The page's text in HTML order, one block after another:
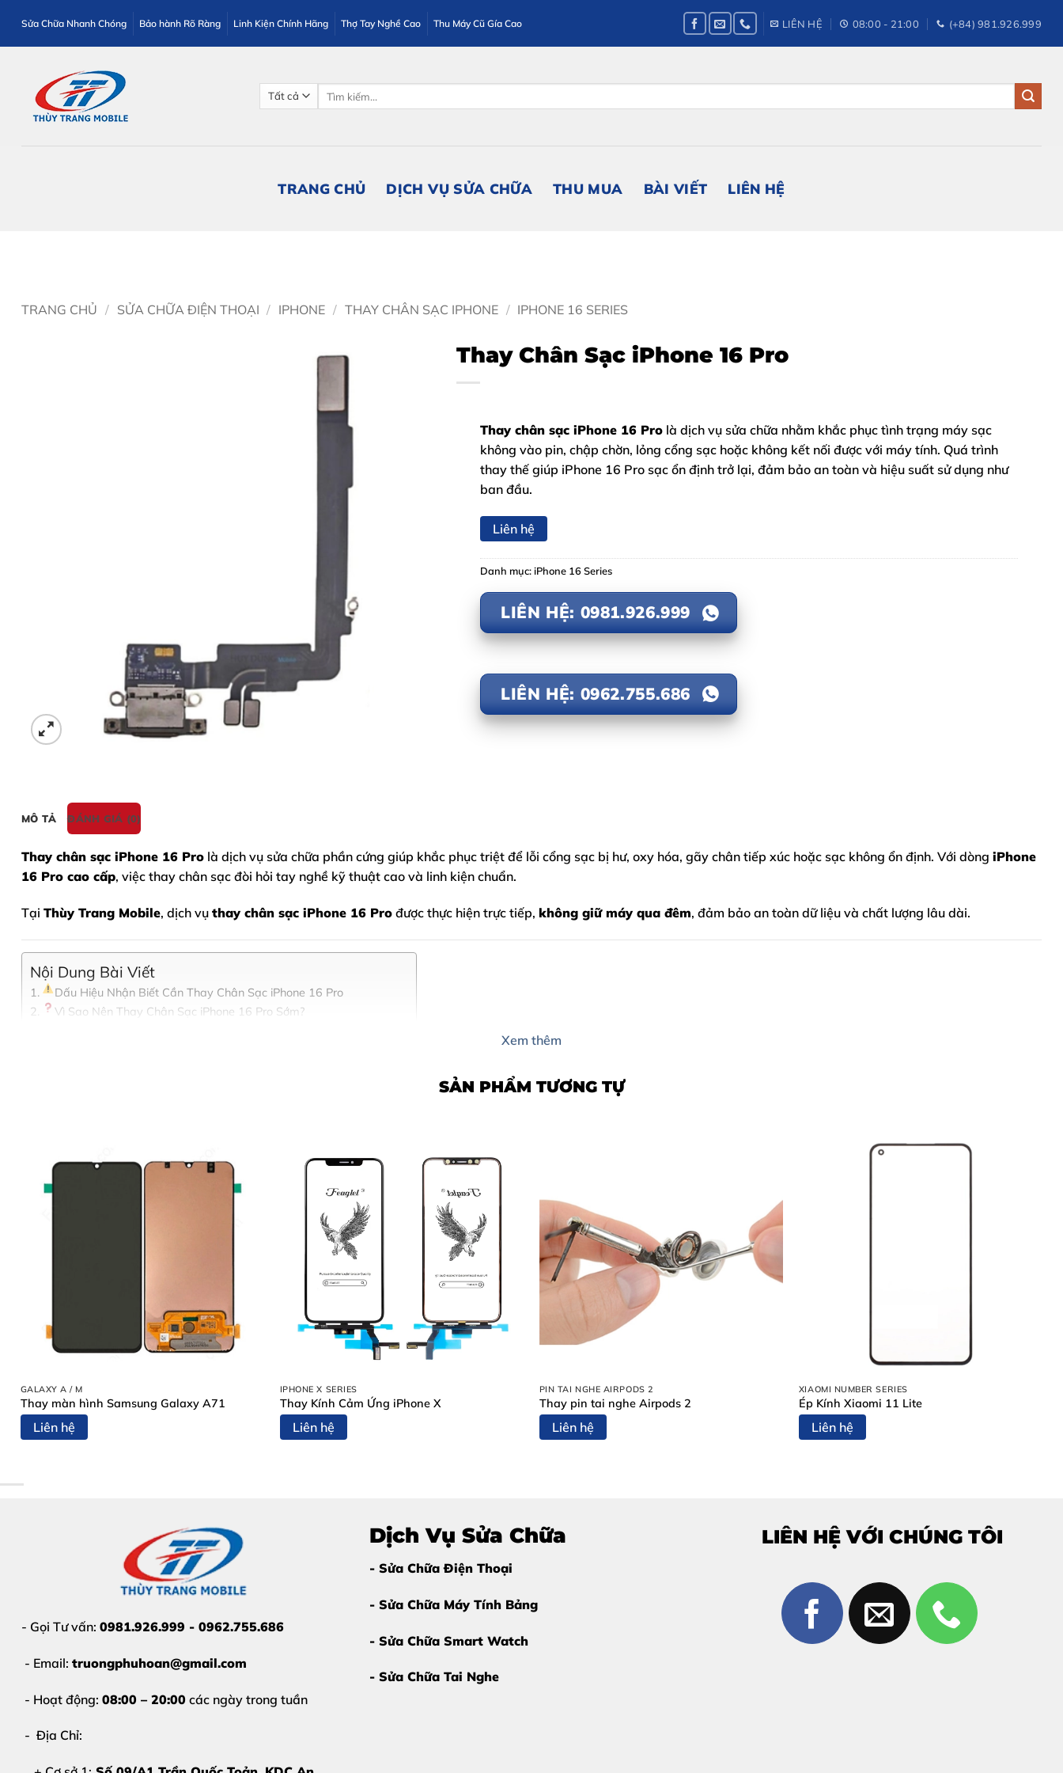
qua
nội
Sửa Chữa Nhanh Chóng Bảo hành Rõ Ràng Linh Kiện Chính Hãng Thợ Tay Nghề Cao Thu Máy Cũ Gía Cao LIÊN HỆ 08:00 - 21:00 (+84) 981.926.999
TRANG CHỦ DỊCH VỤ SỬA CHỮA THU MUA BÀI VIẾT LIÊN HỆ
TRANG CHỦ / SỬA CHỮA ĐIỆN THOẠI / IPHONE / THAY CHÂN SẠC IPHONE / IPHONE 16 SERIES
Thay Chân Sạc iPhone 16 Pro
Thay chân sạc iPhone 16 Pro là dịch vụ sửa chữa nhằm khắc phục tình trạng máy sạc
không vào pin, chập chờn, lỏng cổng sạc hoặc không kết nối được với máy tính. Quá trình
thay thế giúp iPhone 16 Pro sạc ổn định trở lại, đảm bảo an toàn và hiệu suất sử dụng như
ban đầu.
Liên hệ
Danh mục:iPhone 16 Series
LIÊN HỆ: 0981.926.999
LIÊN HỆ: 0962.755.686
MÔ TẢ ĐÁNH GIÁ (0)
Thay chân sạc iPhone 16 Pro là dịch vụ sửa chữa phần cứng giúp khắc phục triệt để lỗi cổng sạc bị hư, oxy hóa, gãy chân tiếp xúc hoặc sạc không ổn định. Với dòng iPhone
16 Pro cao cấp, việc thay chân sạc đòi hỏi tay nghề kỹ thuật cao và linh kiện chuẩn.
Tại Thùy Trang Mobile, dịch vụ thay chân sạc iPhone 16 Pro được thực hiện trực tiếp, không giữ máy qua đêm, đảm bảo an toàn dữ liệu và chất lượng lâu dài.
Nội Dung Bài Viết
Dấu Hiệu Nhận Biết Cần Thay Chân Sạc iPhone 16 Pro
Vì Sao Nên Thay Chân Sạc iPhone 16 Pro Sớm?
Một Số Dịch Vụ Sửa Chữa Khác Tại Thùy Trang Mobile
Liên Hệ Thay Chân Sạc iPhone 16 Pro Ngay Hôm Nay
Dấu Hiệu Nhận Biết Cần Thay Chân Sạc iPhone 16 Pro
thay chân sạc iPhone 16 Pro càng sớm càng tốt:
Sạc lúc được lúc không, phải xoay cáp
Báo phụ kiện không được hỗ trợ
Máy nóng bất thường khi sạc
Cổng sạc lỏng, gãy hoặc hoen gỉ
Thời gian sạc lâu hơn bình thường
Xem thêm
SẢN PHẨM TƯƠNG TỰ
GALAXY A / M
Thay màn hình Samsung Galaxy A71
Liên hệ
IPHONE X SERIES
Thay Kính Cảm Ứng iPhone X
Liên hệ
PIN TAI NGHE AIRPODS 2
Thay pin tai nghe Airpods 2
Liên hệ
XIAOMI NUMBER SERIES
Ép Kính Xiaomi 11 Lite
Liên hệ
- Gọi Tư vấn: 0981.926.999 - 0962.755.686
- Email: truongphuhoan@gmail.com
- Hoạt động: 08:00 – 20:00 các ngày trong tuần
- Địa Chỉ:
Dịch Vụ Sửa Chữa
- Sửa Chữa Điện Thoại
- Sửa Chữa Máy Tính Bảng
- Sửa Chữa Smart Watch
- Sửa Chữa Tai Nghe
LIÊN HỆ VỚI CHÚNG TÔI